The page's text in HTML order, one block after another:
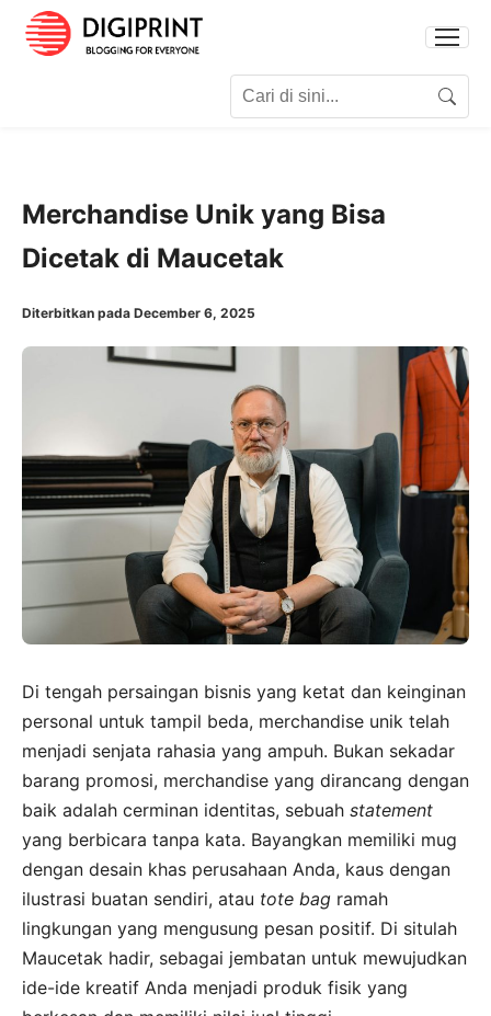
Search
Merchandise Unik yang Bisa
Dicetak di Maucetak
Diterbitkan pada December 6, 2025
Di tengah persaingan bisnis yang ketat dan keinginan
personal untuk tampil beda, merchandise unik telah
menjadi senjata rahasia yang ampuh. Bukan sekadar
barang promosi, merchandise yang dirancang dengan
baik adalah cerminan identitas, sebuah statement
yang berbicara tanpa kata. Bayangkan memiliki mug
dengan desain khas perusahaan Anda, kaus dengan
ilustrasi buatan sendiri, atau tote bag ramah
lingkungan yang mengusung pesan positif. Di situlah
Maucetak hadir, sebagai jembatan untuk mewujudkan
ide-ide kreatif Anda menjadi produk fisik yang